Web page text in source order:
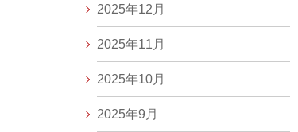
2025年12月
2025年11月
2025年10月
2025年9月